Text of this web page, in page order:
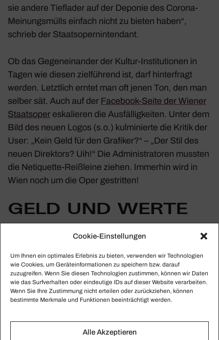
Cookie-Einstellungen
Um Ihnen ein optimales Erlebnis zu bieten, verwenden wir Technologien
wie Cookies, um Geräteinformationen zu speichern bzw. darauf
zuzugreifen. Wenn Sie diesen Technologien zustimmen, können wir Daten
wie das Surfverhalten oder eindeutige IDs auf dieser Website verarbeiten.
Wenn Sie Ihre Zustimmung nicht erteilen oder zurückziehen, können
bestimmte Merkmale und Funktionen beeinträchtigt werden.
Alle Akzeptieren
sie andere Tief­lader auf der Deponie des Corona-
Meinungs­mülls einfach nicht zu bieten haben“,
schrieb der Staats­opern­in­ten­dant.
Ob das Gegen­ein­ander der Kultur-Insti­tu­tionen in
Tagen wie diesen ziel­füh­rend ist, darf hinter­fragt
werden. Letzt­lich erntet man oft jenen Ton, den man
selber sät. Auch auf der Face­book-Seite der Wiener
Staats­oper eska­lieren die Ausfäl­lig­keiten. Unter dem
Bild des neuen Logos (s.o.) kulmi­nierte die Kritik der
User: „Kein Geld für den Grafiker?“ – „Der Stil des
neuen Direk­tors? Uih!“ Die Admi­nis­tra­toren mussten
die Neti­quette-Reiß­leine ziehen. Immerhin wird in
Wien noch um die Oper gestritten!
GELD UND WERTE
war ein Bass mit großem Poten­zial:
Paris, Madrid,Romund La Scala, dazu Aufnahmen
bei DECCA. Dann rutschte er ab: 15 Jahre schlug er
sich in einem Bauwagen und auf Bänken inMailand
durch – als Obdach­loser. Nun ist er gestorben, mit 49
Jahren. Wenige Tage zuvor kündigte der Direktor der
Scala,Domi­nique Meyer, an: Das gesamte
Ensemble müsse auf zehn Prozent seines Gehaltes